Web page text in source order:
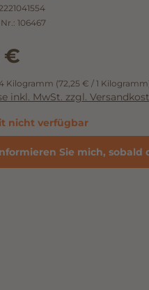
106467
€
Kilogramm (72,25 € / 1
inkl. MwSt. zzgl.
nicht verfügbar
Sie mich,